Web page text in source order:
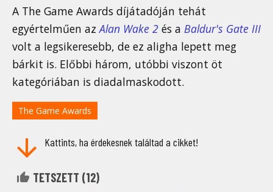
A The Game Awards díjátadóján tehát
egyértelműen azAlan Wake 2 és a Baldur's Gate III
volt a legsikeresebb, de ez aligha lepett meg
bárkit is. Előbbi három, utóbbi viszont öt
kategóriában is diadalmaskodott.
The Game Awards
Kattints, ha érdekesnek találtad a cikket!
TETSZETT (12)